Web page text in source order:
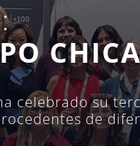
celebrado su
de